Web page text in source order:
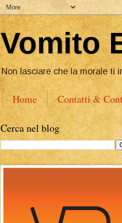
Vomito
Non lasciare che la morale ti
Home Contatti &
Cerca nel blog